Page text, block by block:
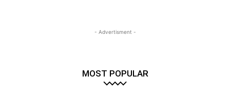
- Advertisment -
MOST POPULAR